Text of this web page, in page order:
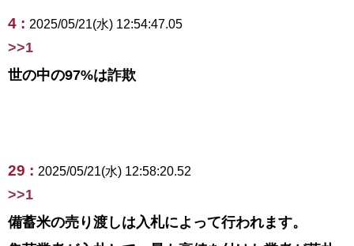
4 : 2025/05/21(水) 12:54:47.05
>>1
世の中の97%は詐欺
29 : 2025/05/21(水) 12:58:20.52
>>1
備蓄米の売り渡しは入札によって行われます。